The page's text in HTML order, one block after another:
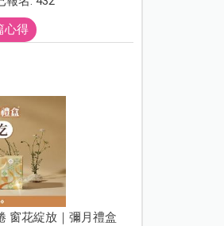
心得
窗花綻放｜彌月禮盒